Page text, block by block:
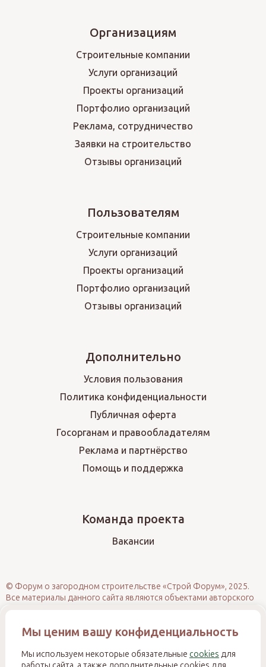
Организациям
Строительные компании
Услуги организаций
Проекты организаций
Портфолио организаций
Реклама, сотрудничество
Заявки на строительство
Отзывы организаций
Пользователям
Строительные компании
Услуги организаций
Проекты организаций
Портфолио организаций
Отзывы организаций
Дополнительно
Условия пользования
Политика конфиденциальности
Публичная оферта
Госорганам и правообладателям
Реклама и партнёрство
Помощь и поддержка
Команда проекта
Вакансии
© Форум о загородном строительстве «Строй Форум», 2025.
Все материалы данного сайта являются объектами авторского
сайтах и ресурсах в Интернете) или иное использование
правообладателя. При полном или частичном использовании
Мы ценим вашу конфиденциальность
Мы используем некоторые обязательные cookies для